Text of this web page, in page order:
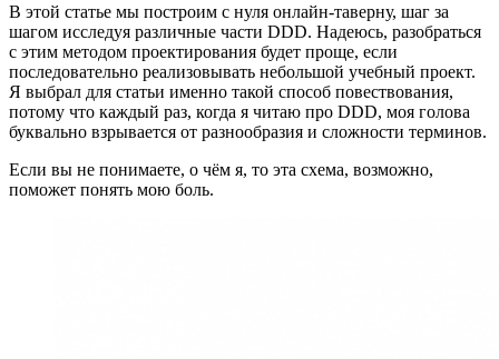
В этой статье мы построим с нуля онлайн-таверну, шаг за
шагом исследуя различные части DDD. Надеюсь, разобраться
с этим методом проектирования будет проще, если
последовательно реализовывать небольшой учебный проект.
Я выбрал для статьи именно такой способ повествования,
потому что каждый раз, когда я читаю про DDD, моя голова
буквально взрывается от разнообразия и сложности терминов.
Если вы не понимаете, о чём я, то эта схема, возможно,
поможет понять мою боль.